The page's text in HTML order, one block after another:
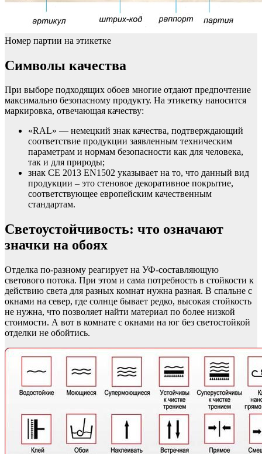
Номер партии на этикетке
Символы качества
При выборе подходящих обоев многие отдают предпочтение
максимально безопасному продукту. На этикетку наносится
маркировка, отвечающая качеству:
«RAL» — немецкий знак качества, подтверждающий
соответствие продукции заявленным техническим
параметрам и нормам безопасности как для человека,
так и для природы;
знак СE 2013 EN1502 указывает на то, что данный вид
продукции – это стеновое декоративное покрытие,
соответствующее европейским качественным
стандартам.
Светоустойчивость: что означают
значки на обоях
Отделка по-разному реагирует на УФ-составляющую
светового потока. При этом и сама потребность в стойкости к
действию света для разных комнат нужна разная. В спальне с
окнами на север, где солнце бывает редко, высокая стойкость
не нужна, что позволяет найти материал по более низкой
стоимости. А вот в комнате с окнами на юг без светостойкой
отделки не обойтись.